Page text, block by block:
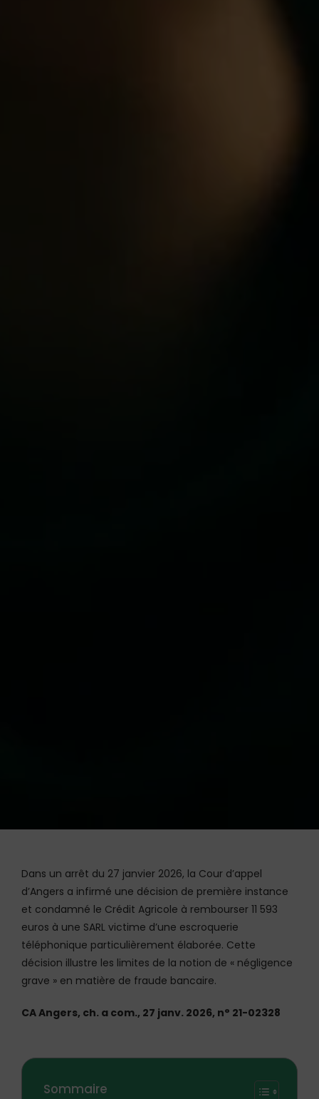
Dans un arrêt du 27 janvier 2026, la Cour d’appel
d’Angers a infirmé une décision de première instance
et condamné le Crédit Agricole à rembourser 11 593
euros à une SARL victime d’une escroquerie
téléphonique particulièrement élaborée. Cette
décision illustre les limites de la notion de « négligence
grave » en matière de fraude bancaire.
CA Angers, ch. a com., 27 janv. 2026, n° 21-02328
Sommaire